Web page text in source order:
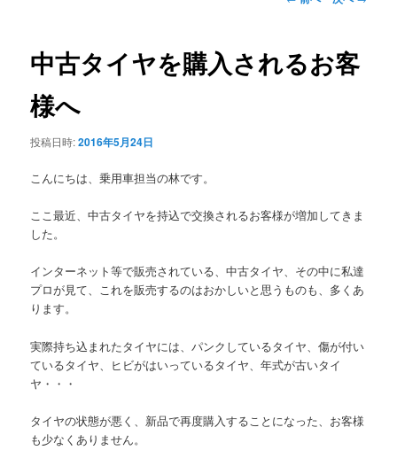
ビ
ゲ
中古タイヤを購入されるお客
様へ
投稿日時:2016年5月24日
こんにちは、乗用車担当の林です。
ここ最近、中古タイヤを持込で交換されるお客様が増加してきま
した。
インターネット等で販売されている、中古タイヤ、その中に私達
プロが見て、これを販売するのはおかしいと思うものも、多くあ
ります。
実際持ち込まれたタイヤには、パンクしているタイヤ、傷が付い
ているタイヤ、ヒビがはいっているタイヤ、年式が古いタイ
ヤ・・・
タイヤの状態が悪く、新品で再度購入することになった、お客様
も少なくありません。